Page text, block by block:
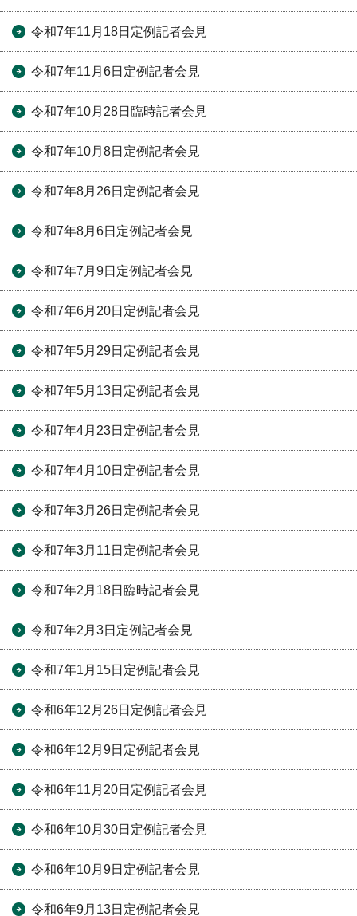
令和7年11月18日定例記者会見
令和7年11月6日定例記者会見
令和7年10月28日臨時記者会見
令和7年10月8日定例記者会見
令和7年8月26日定例記者会見
令和7年8月6日定例記者会見
令和7年7月9日定例記者会見
令和7年6月20日定例記者会見
令和7年5月29日定例記者会見
令和7年5月13日定例記者会見
令和7年4月23日定例記者会見
令和7年4月10日定例記者会見
令和7年3月26日定例記者会見
令和7年3月11日定例記者会見
令和7年2月18日臨時記者会見
令和7年2月3日定例記者会見
令和7年1月15日定例記者会見
令和6年12月26日定例記者会見
令和6年12月9日定例記者会見
令和6年11月20日定例記者会見
令和6年10月30日定例記者会見
令和6年10月9日定例記者会見
令和6年9月13日定例記者会見